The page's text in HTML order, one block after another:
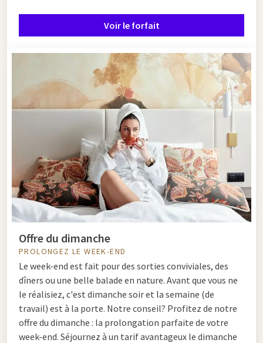
Voir le forfait
Offre du dimanche
PROLONGEZ LE WEEK-END
Le week-end est fait pour des sorties conviviales, des
dîners ou une belle balade en nature. Avant que vous ne
le réalisiez, c'est dimanche soir et la semaine (de
travail) est à la porte. Notre conseil? Profitez de notre
offre du dimanche : la prolongation parfaite de votre
week-end. Séjournez à un tarif avantageux le dimanche